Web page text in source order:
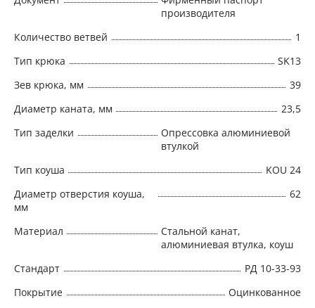
производителя
Количество ветвей
1
Тип крюка
SK13
Зев крюка, мм
39
Диаметр каната, мм
23,5
Тип заделки
Опрессовка алюминиевой
втулкой
Тип коуша
KOU 24
Диаметр отверстия коуша,
мм
62
Материал
Стальной канат,
алюминиевая втулка, коуш
Стандарт
РД 10-33-93
Покрытие
Оцинкованное